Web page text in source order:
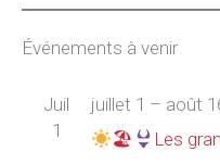
Événements à venir
Juil
1
juillet 1 – août
🏖
Les